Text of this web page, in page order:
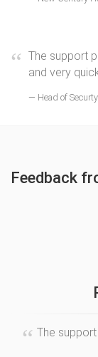
The support
and very
Head of
Feedback
The support